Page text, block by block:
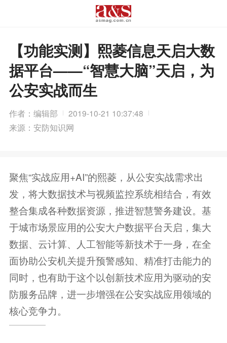
【功能实测】熙菱信息天启大数
据平台——“智慧大脑”天启，为
公安实战而生
作者：编辑部
2019-10-21 10:37:48
来源：安防知识网
聚焦“实战应用+AI”的熙菱，从公安实战需求出
发，将大数据技术与视频监控系统相结合，有效
整合集成各种数据资源，推进智慧警务建设。基
于城市场景应用的公安大户数据平台天启，集大
数据、云计算、人工智能等新技术于一身，在全
面协助公安机关提升预警感知、精准打击能力的
同时，也有助于这个以创新技术应用为驱动的安
防服务品牌，进一步增强在公安实战应用领域的
核心竞争力。